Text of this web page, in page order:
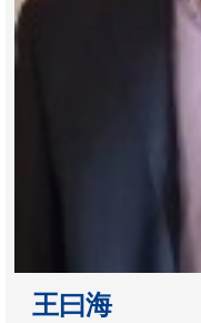
王曰海